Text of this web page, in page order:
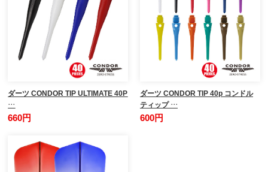
ダーツ CONDOR TIP ULTIMATE 40P
…
660円
ダーツ CONDOR TIP 40p コンドル
ティップ …
600円